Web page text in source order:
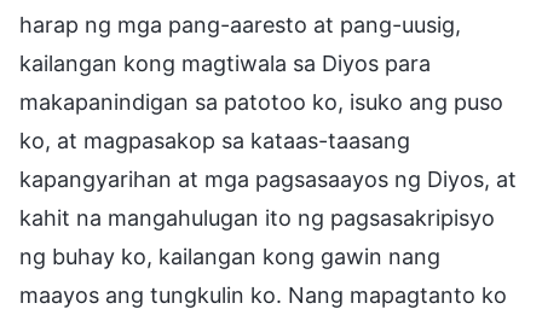
harap ng mga pang-aaresto at pang-uusig,
kailangan kong magtiwala sa Diyos para
makapanindigan sa patotoo ko, isuko ang puso
ko, at magpasakop sa kataas-taasang
kapangyarihan at mga pagsasaayos ng Diyos, at
kahit na mangahulugan ito ng pagsasakripisyo
ng buhay ko, kailangan kong gawin nang
maayos ang tungkulin ko. Nang mapagtanto ko